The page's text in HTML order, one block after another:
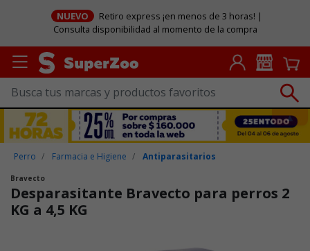
NUEVO
Retiro express ¡en menos de 3 horas! |
Consulta disponibilidad al momento de la compra
Perro Farmacia e Higiene Antiparasitarios
Bravecto
Desparasitante Bravecto para perros 2
KG a 4,5 KG